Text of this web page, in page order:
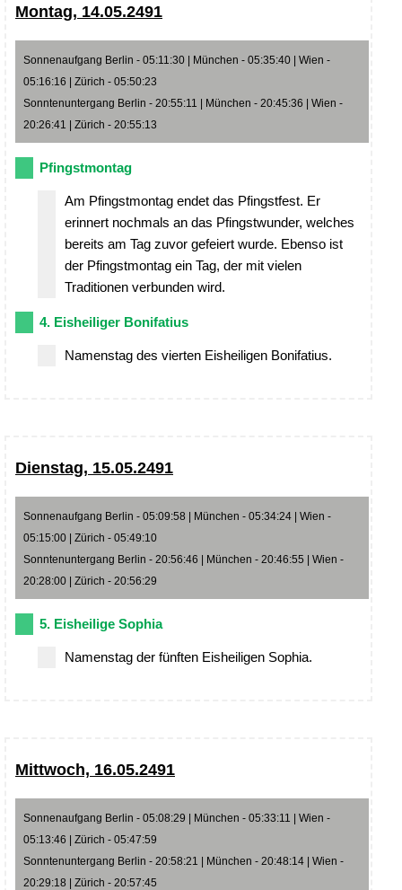
Montag, 14.05.2491
Sonnenaufgang Berlin - 05:11:30 | München - 05:35:40 | Wien -
05:16:16 | Zürich - 05:50:23
Sonntenuntergang Berlin - 20:55:11 | München - 20:45:36 | Wien -
20:26:41 | Zürich - 20:55:13
Pfingstmontag
Am Pfingstmontag endet das Pfingstfest. Er
erinnert nochmals an das Pfingstwunder, welches
bereits am Tag zuvor gefeiert wurde. Ebenso ist
der Pfingstmontag ein Tag, der mit vielen
Traditionen verbunden wird.
4. Eisheiliger Bonifatius
Namenstag des vierten Eisheiligen Bonifatius.
Dienstag, 15.05.2491
Sonnenaufgang Berlin - 05:09:58 | München - 05:34:24 | Wien -
05:15:00 | Zürich - 05:49:10
Sonntenuntergang Berlin - 20:56:46 | München - 20:46:55 | Wien -
20:28:00 | Zürich - 20:56:29
5. Eisheilige Sophia
Namenstag der fünften Eisheiligen Sophia.
Mittwoch, 16.05.2491
Sonnenaufgang Berlin - 05:08:29 | München - 05:33:11 | Wien -
05:13:46 | Zürich - 05:47:59
Sonntenuntergang Berlin - 20:58:21 | München - 20:48:14 | Wien -
20:29:18 | Zürich - 20:57:45